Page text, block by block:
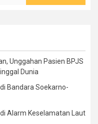
Unggahan Pasien BPJS
Dunia
Bandara Soekarno-
Alarm Keselamatan Laut